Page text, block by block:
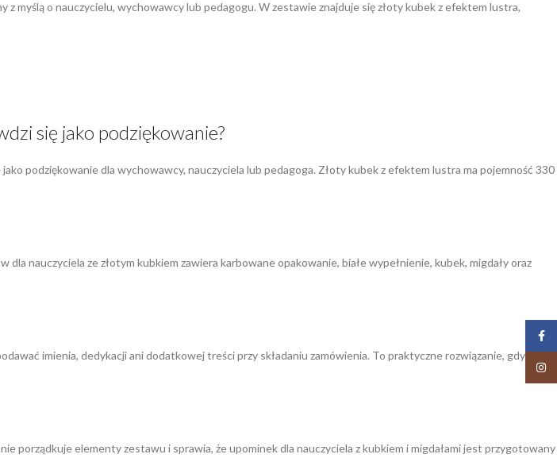
o nauczycielu, wychowawcy lub pedagogu. W zestawie znajduje się złoty kubek z efektem lustra,
się jako podziękowanie?
podziękowanie dla wychowawcy, nauczyciela lub pedagoga. Złoty kubek z efektem lustra ma pojemność 330
nauczyciela ze złotym kubkiem zawiera karbowane opakowanie, białe wypełnienie, kubek, migdały oraz
imienia, dedykacji ani dodatkowej treści przy składaniu zamówienia. To praktyczne rozwiązanie, gdy
porządkuje elementy zestawu i sprawia, że upominek dla nauczyciela z kubkiem i migdałami jest przygotowany